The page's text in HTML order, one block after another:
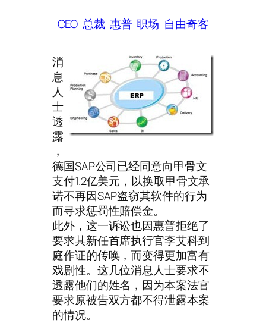
CEO 总裁 惠普 职场 自由奇客
消
息
人
士
透
露
，
德国SAP公司已经同意向甲骨文
支付1.2亿美元，以换取甲骨文承
诺不再因SAP盗窃其软件的行为
而寻求惩罚性赔偿金。
此外，这一诉讼也因惠普拒绝了
要求其新任首席执行官李艾科到
庭作证的传唤，而变得更加富有
戏剧性。这几位消息人士要求不
透露他们的姓名，因为本案法官
要求原被告双方都不得泄露本案
的情况。